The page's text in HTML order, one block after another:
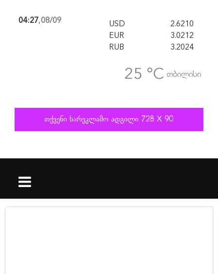
04:27,08/09 USD
2.6210
EUR
3.0212
RUB
3.2024
25 °C თბილისი